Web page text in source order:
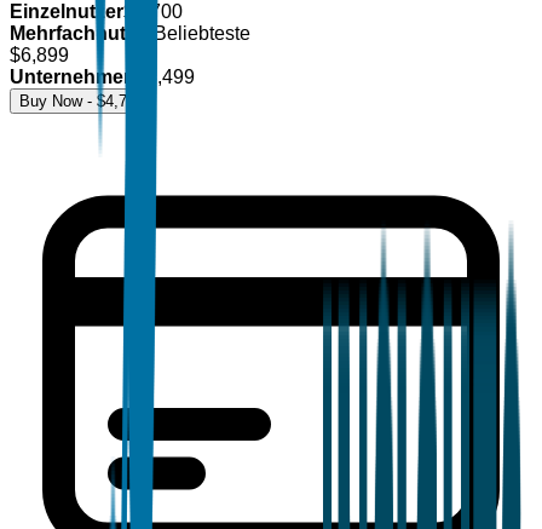
Einzelnutzer$
4,700
Mehrfachnutzer
Beliebteste
$6,899
Unternehmen
8,499
Buy Now - $4,700